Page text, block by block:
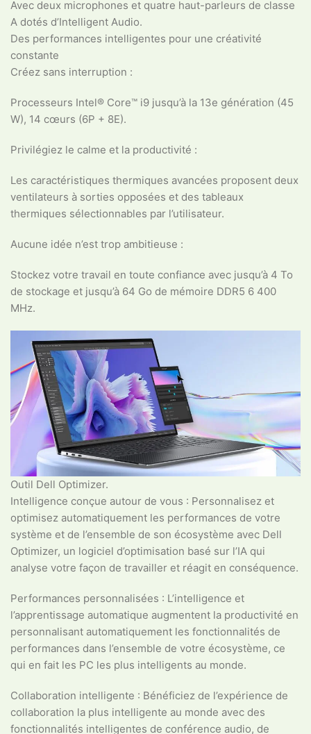
Avec deux microphones et quatre haut-parleurs de classe
A dotés d’Intelligent Audio.
Des performances intelligentes pour une créativité
constante
Créez sans interruption :
Processeurs Intel® Core™ i9 jusqu’à la 13e génération (45
W), 14 cœurs (6P + 8E).
Privilégiez le calme et la productivité :
Les caractéristiques thermiques avancées proposent deux
ventilateurs à sorties opposées et des tableaux
thermiques sélectionnables par l’utilisateur.
Aucune idée n’est trop ambitieuse :
Stockez votre travail en toute confiance avec jusqu’à 4 To
de stockage et jusqu’à 64 Go de mémoire DDR5 6 400
MHz.
Outil Dell Optimizer.
Intelligence conçue autour de vous : Personnalisez et
optimisez automatiquement les performances de votre
système et de l’ensemble de son écosystème avec Dell
Optimizer, un logiciel d’optimisation basé sur l’IA qui
analyse votre façon de travailler et réagit en conséquence.
Performances personnalisées : L’intelligence et
l’apprentissage automatique augmentent la productivité en
personnalisant automatiquement les fonctionnalités de
performances dans l’ensemble de votre écosystème, ce
qui en fait les PC les plus intelligents au monde.
Collaboration intelligente : Bénéficiez de l’expérience de
collaboration la plus intelligente au monde avec des
fonctionnalités intelligentes de conférence audio, de